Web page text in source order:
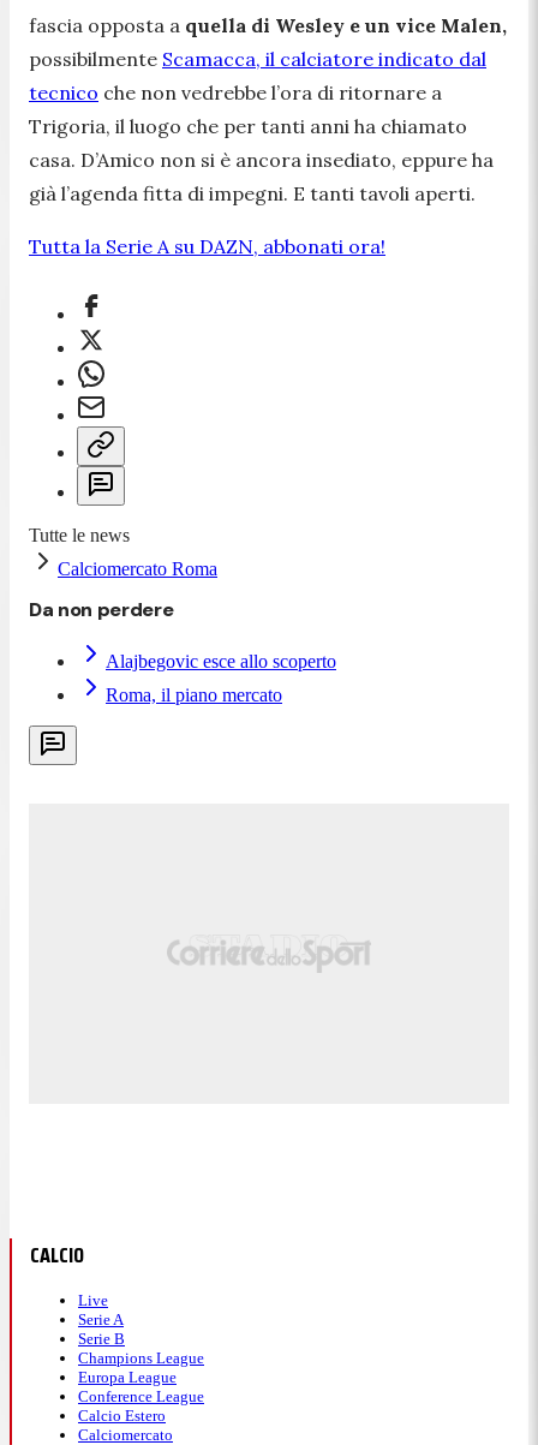
fascia opposta a quella di Wesley e un vice Malen,
possibilmente Scamacca, il calciatore indicato dal
tecnico che non vedrebbe l’ora di ritornare a
Trigoria, il luogo che per tanti anni ha chiamato
casa. D’Amico non si è ancora insediato, eppure ha
già l’agenda fitta di impegni. E tanti tavoli aperti.
Tutta la Serie A su DAZN, abbonati ora!
Tutte le news
Calciomercato Roma
Da non perdere
Alajbegovic esce allo scoperto
Roma, il piano mercato
CALCIO
Live
Serie A
Serie B
Champions League
Europa League
Conference League
Calcio Estero
Calciomercato